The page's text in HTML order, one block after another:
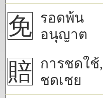
免 รอดพ้น
อนุญาต
賠 การชดใช้,
ชดเชย